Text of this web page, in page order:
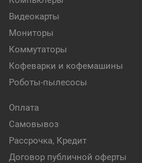
Видеокарты
Мониторы
Коммутаторы
Кофеварки и кофемашины
Роботы-пылесосы
Оплата
Самовывоз
Рассрочка, Кредит
Договор публичной оферты